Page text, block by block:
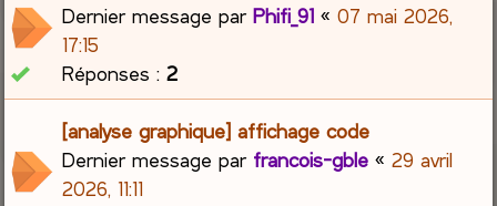
Dernier message parPhifi_91 «07 mai 2026,
17:15
Réponses :2
[analyse graphique] affichage code
Dernier message par francois-gble «29 avril
2026, 11:11